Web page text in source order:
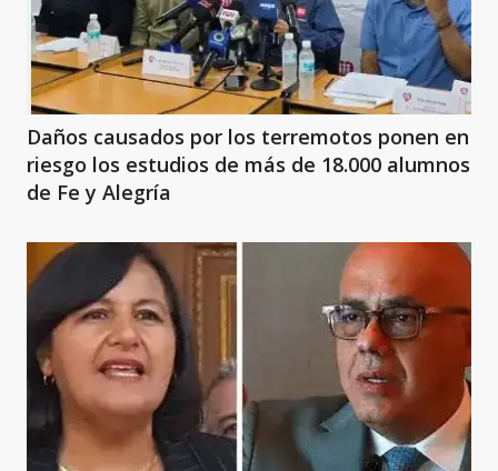
Daños causados por los terremotos ponen en
riesgo los estudios de más de 18.000 alumnos
de Fe y Alegría